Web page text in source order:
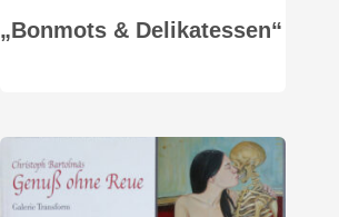
„Bonmots & Delikatessen“